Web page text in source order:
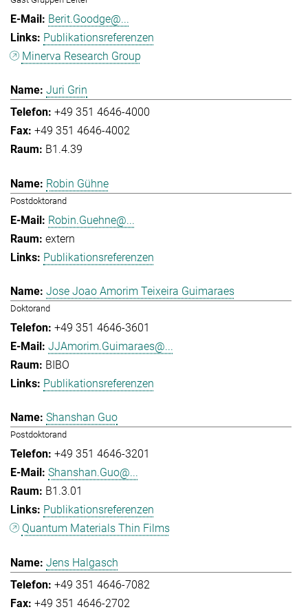
Berit.Goodge@...
Publikationsreferenzen
Minerva Research Group
Juri Grin
+49 351 4646-4000
+49 351 4646-4002
B1.4.39
Robin Gühne
Postdoktorand
Robin.Guehne@...
extern
Publikationsreferenzen
Jose Joao Amorim Teixeira Guimaraes
Doktorand
+49 351 4646-3601
JJAmorim.Guimaraes@...
BIBO
Publikationsreferenzen
Shanshan Guo
Postdoktorand
+49 351 4646-3201
Shanshan.Guo@...
B1.3.01
Publikationsreferenzen
Quantum Materials Thin Films
Jens Halgasch
+49 351 4646-7082
+49 351 4646-2702